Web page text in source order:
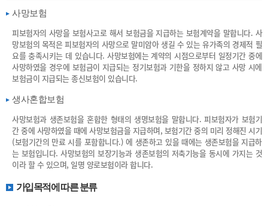
사망보험
피보험자의 사망을 보험사고로 해서 보험금을 지급하는 보험계약을 말합니다. 사
망보험의 목적은 피보험자의 사망으로 말미암아 생길 수 있는 유가족의 경제적 필
요를 충족시키는 데 있습니다. 사망보험에는 계약의 시점으로부터 일정기간 중에
사망하였을 경우에 보험금이 지급되는 정기보험과 기한을 정하지 않고 사망 시에
보험금이 지급되는 종신보험이 있습니다.
생사혼합보험
사망보험과 생존보험을 혼합한 형태의 생명보험을 말합니다. 피보험자가 보험기
간 중에 사망하였을 때에 사망보험금을 지급하며, 보험기간 중의 미리 정해진 시기
(보험기간의 만료 시를 포함합니다.) 에 생존하고 있을 때에는 생존보험을 지급하
는 보험입니다. 사망보험의 보장기능과 생존보험의 저축기능을 동시에 가지는 것
이라 할 수 있으며, 일명 양로보험이라 합니다.
가입목적에 따른 분류